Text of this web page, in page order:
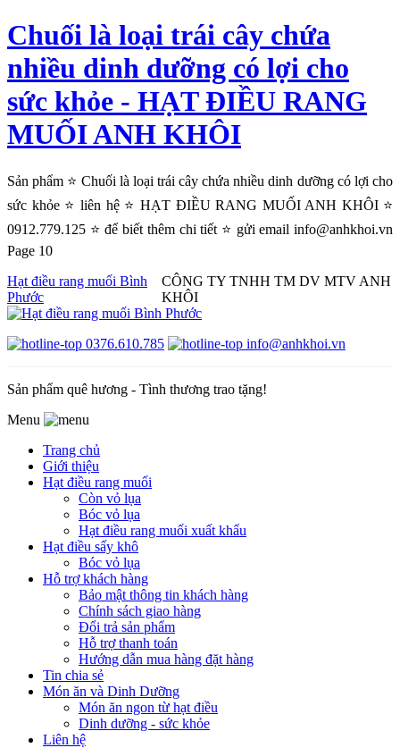
Chuối là loại trái cây chứa
nhiều dinh dưỡng có lợi cho
sức khỏe - HẠT ĐIỀU RANG
MUỐI ANH KHÔI
Sản phẩm ⭐ Chuối là loại trái cây chứa nhiều dinh dưỡng có lợi cho
sức khỏe ⭐ liên hệ ⭐ HẠT ĐIỀU RANG MUỐI ANH KHÔI ⭐
0912.779.125 ⭐ để biết thêm chi tiết ⭐ gửi email info@anhkhoi.vn
Page 10
Hạt điều rang muối Bình
Phước
CÔNG TY TNHH TM DV MTV ANH
KHÔI
0376.610.785 info@anhkhoi.vn
Sản phẩm quê hương - Tình thương trao tặng!
Menu
Trang chủ
Giới thiệu
Hạt điều rang muối
Còn vỏ lụa
Bóc vỏ lụa
Hạt điều rang muối xuất khẩu
Hạt điều sấy khô
Bóc vỏ lụa
Hỗ trợ khách hàng
Bảo mật thông tin khách hàng
Chính sách giao hàng
Đổi trả sản phẩm
Hỗ trợ thanh toán
Hướng dẫn mua hàng đặt hàng
Tin chia sẻ
Món ăn và Dinh Dưỡng
Món ăn ngon từ hạt điều
Dinh dưỡng - sức khỏe
Liên hệ